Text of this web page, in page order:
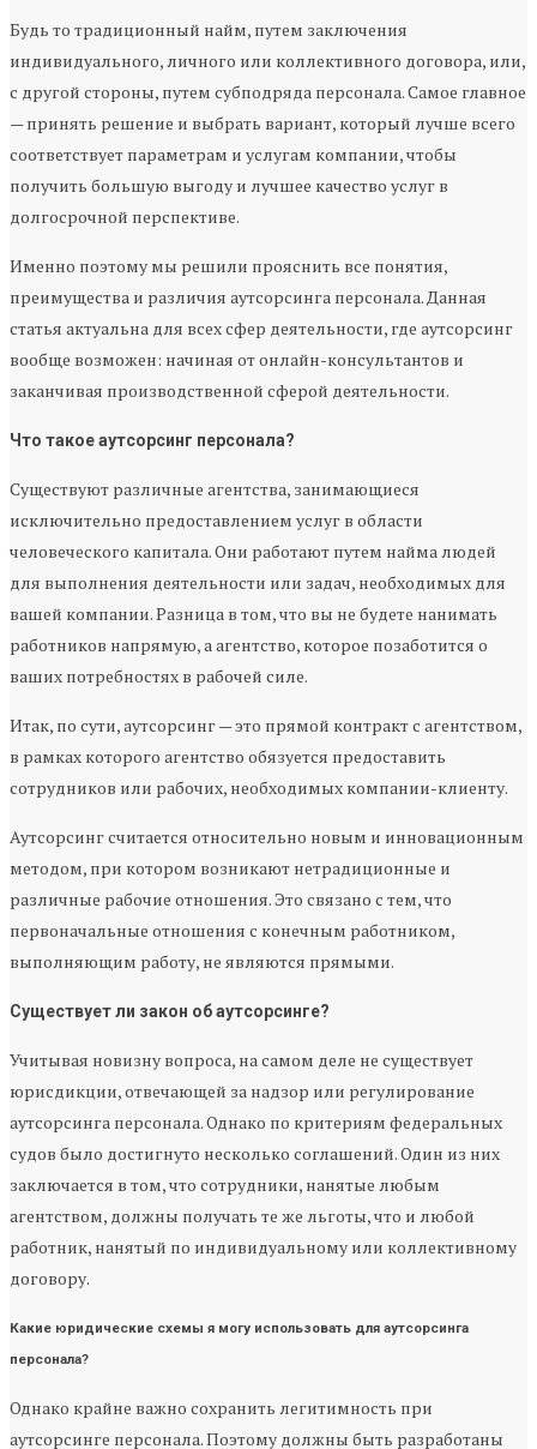
Будь то традиционный найм, путем заключения
индивидуального, личного или коллективного договора, или,
с другой стороны, путем субподряда персонала. Самое главное
— принять решение и выбрать вариант, который лучше всего
соответствует параметрам и услугам компании, чтобы
получить большую выгоду и лучшее качество услуг в
долгосрочной перспективе.
Именно поэтому мы решили прояснить все понятия,
преимущества и различия аутсорсинга персонала. Данная
статья актуальна для всех сфер деятельности, где аутсорсинг
вообще возможен: начиная от онлайн-консультантов и
заканчивая производственной сферой деятельности.
Что такое аутсорсинг персонала?
Существуют различные агентства, занимающиеся
исключительно предоставлением услуг в области
человеческого капитала. Они работают путем найма людей
для выполнения деятельности или задач, необходимых для
вашей компании. Разница в том, что вы не будете нанимать
работников напрямую, а агентство, которое позаботится о
ваших потребностях в рабочей силе.
Итак, по сути, аутсорсинг — это прямой контракт с агентством,
в рамках которого агентство обязуется предоставить
сотрудников или рабочих, необходимых компании-клиенту.
Аутсорсинг считается относительно новым и инновационным
методом, при котором возникают нетрадиционные и
различные рабочие отношения. Это связано с тем, что
первоначальные отношения с конечным работником,
выполняющим работу, не являются прямыми.
Существует ли закон об аутсорсинге?
Учитывая новизну вопроса, на самом деле не существует
юрисдикции, отвечающей за надзор или регулирование
аутсорсинга персонала. Однако по критериям федеральных
судов было достигнуто несколько соглашений. Один из них
заключается в том, что сотрудники, нанятые любым
агентством, должны получать те же льготы, что и любой
работник, нанятый по индивидуальному или коллективному
договору.
Какие юридические схемы я могу использовать для аутсорсинга
персонала?
Однако крайне важно сохранить легитимность при
аутсорсинге персонала. Поэтому должны быть разработаны